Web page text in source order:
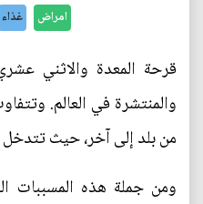
امراض غذاء
قرحة المعدة والاثني
والمنتشرة في العالم.
من بلد إلى آخر، حيث
ومن جملة هذه المسببات